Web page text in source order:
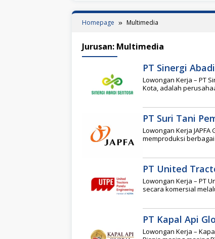
Homepage Multimedia
Jurusan: Multimedia
PT Sinergi
Lowongan Kerja – PT
Kota, adalah
PT Suri Tani
Lowongan Kerja
memproduksi
PT United
Lowongan Kerja – PT
secara komersial
PT Kapal Api
Lowongan Kerja –